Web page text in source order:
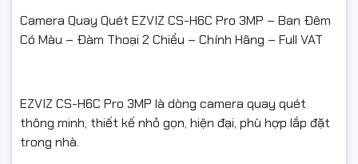
Camera Quay Quét EZVIZ CS-H6C Pro 3MP – Ban Đêm
Có Màu – Đàm Thoại 2 Chiều – Chính Hãng – Full VAT
EZVIZ CS-H6C Pro 3MP là dòng camera quay quét
thông minh, thiết kế nhỏ gọn, hiện đại, phù hợp lắp đặt
trong nhà.
✅ Chỉ hỗ trợ đổi/hoàn khi sản phẩm còn nguyên trạng và có
giá trị sử dụng.
#cameraEZVIZ #EZVIZH6C #H6CPRO #EZVIZ3MP
#cameracobaodem #cameradamthoai #cameraquayquet
#cameratrongnha #camerachinhhang #camerawifi
#camerathongminh #EZVIZFullColor #fullvat